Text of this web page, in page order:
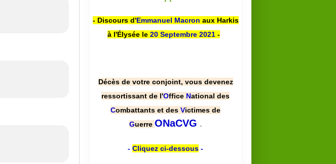
- Discours d'Emmanuel Macron aux Harkis
à l'Élysée le 20 Septembre 2021 -
Décès de votre conjoint, vous devenez
ressortissant de l'Office National des
Combattants et des Victimes de
Guerre ONaCVG .
- Cliquez ci-dessous -